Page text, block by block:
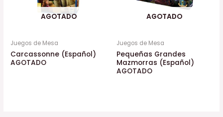
AGOTADO
Juegos de Mesa
Carcassonne (Español)
AGOTADO
AGOTADO
Juegos de Mesa
Pequeñas Grandes
Mazmorras (Español)
AGOTADO